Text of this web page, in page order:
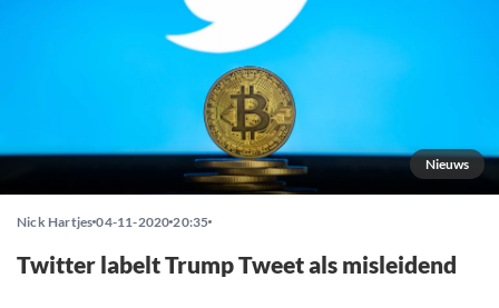
Nieuws
Nick Hartjes 04-11-2020 20:35
Twitter labelt Trump Tweet als misleidend